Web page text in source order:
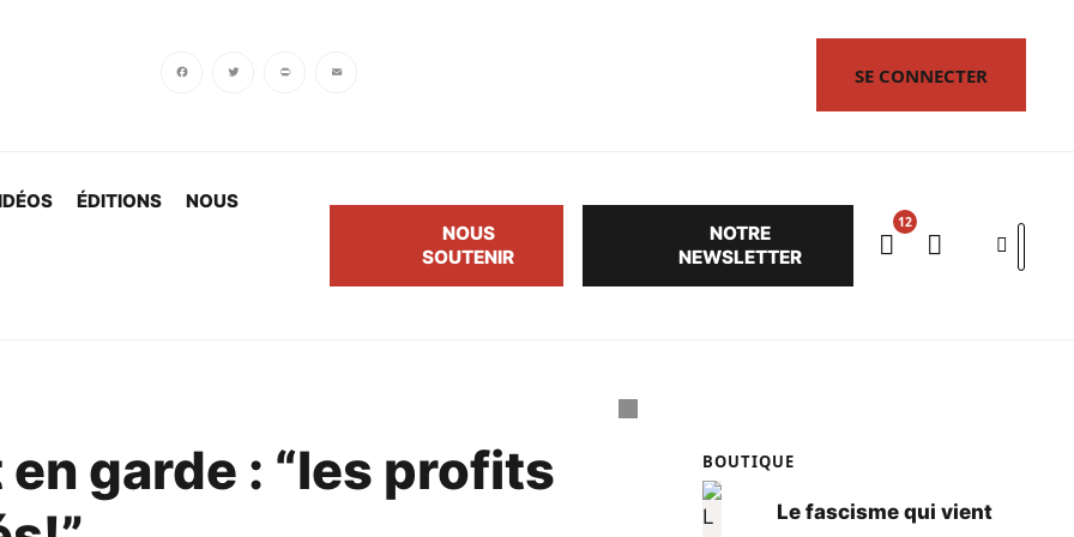
SE CONNECTER
ÉDITIONS NOUS
NOUS
SOUTENIR
NOTRE
NEWSLETTER
garde : “les profits
BOUTIQUE
Le fascisme qui vient